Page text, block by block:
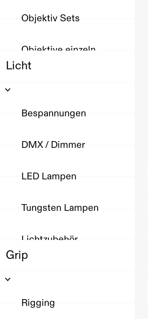
Objektiv Sets
Objektive einzeln
Licht
Bespannungen
DMX / Dimmer
LED Lampen
Tungsten Lampen
Lichtzubehör
Grip
Rigging